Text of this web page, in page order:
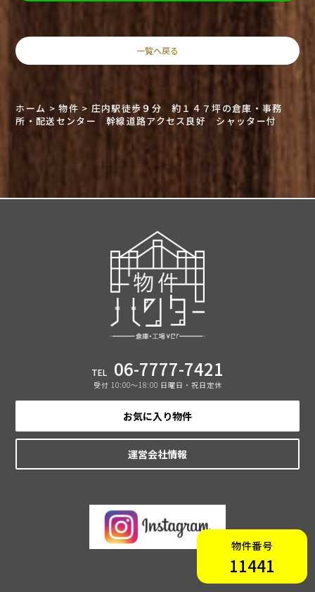
物件番号
11441
一覧へ戻る
ホーム >物件 > 庄内駅徒歩９分 約１４７坪の倉庫・事務
所・配送センター 幹線道路アクセス良好 シャッター付
TEL 06-7777-7421
受付 10:00〜18:00 日曜日・祝日定休
お気に入り物件
運営会社情報